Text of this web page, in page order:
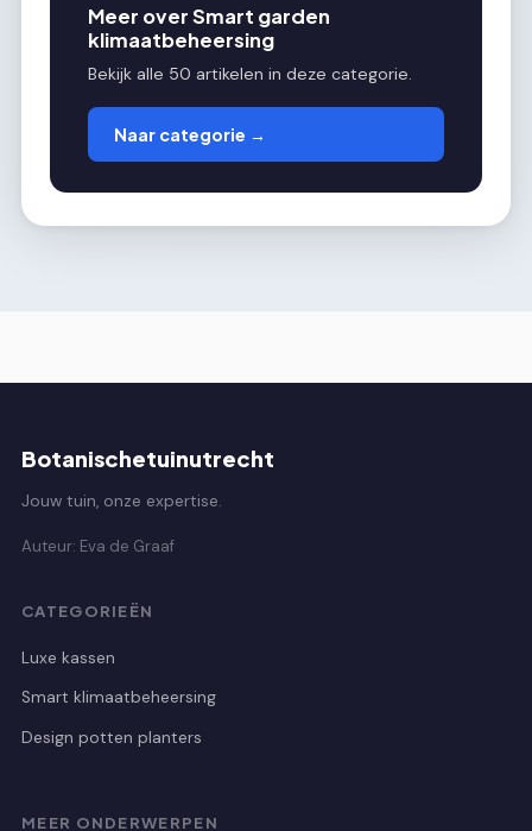
Meer over Smart garden
klimaatbeheersing
Bekijk alle 50 artikelen in deze categorie.
Naar categorie →
Botanischetuinutrecht
Jouw tuin, onze expertise.
Auteur: Eva de Graaf
CATEGORIEËN
Luxe kassen
Smart klimaatbeheersing
Design potten planters
MEER ONDERWERPEN